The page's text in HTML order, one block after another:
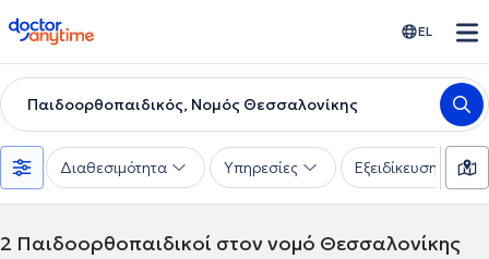
doctoranytime EL
Παιδοορθοπαιδικός, Νομός Θεσσαλονίκης
Διαθεσιμότητα Υπηρεσίες Εξειδίκευση
2 Παιδοορθοπαιδικοί στον νομό Θεσσαλονίκης